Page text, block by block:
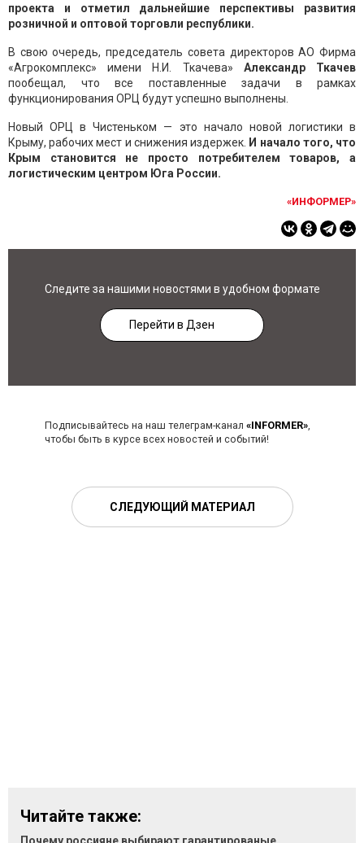
проекта и отметил дальнейшие перспективы развития
розничной и оптовой торговли республики.
В свою очередь, председатель совета директоров АО Фирма
«Агрокомплекс» имени Н.И. Ткачева» Александр Ткачев
пообещал, что все поставленные задачи в рамках
функционирования ОРЦ будут успешно выполнены.
Новый ОРЦ в Чистеньком — это начало новой логистики в
Крыму, рабочих мест и снижения издержек. И начало того, что
Крым становится не просто потребителем товаров, а
логистическим центром Юга России.
«ИНФОРМЕР»
Следите за нашими новостями в удобном формате
Перейти в Дзен
Подписывайтесь на наш телеграм-канал «INFORMER»,
чтобы быть в курсе всех новостей и событий!
СЛЕДУЮЩИЙ МАТЕРИАЛ
Читайте также: